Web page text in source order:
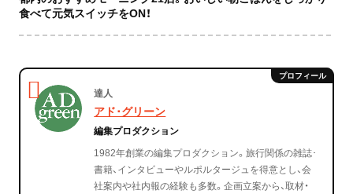
食べて元気スイッチをON！
達人
アド･グリーン
編集プロダクション
1982年創業の編集プロダクション。旅行関係の雑誌･
書籍、インタビューやルポルタージュを得意とし、会
社案内や社内報の経験も多数。企画立案から、取材・